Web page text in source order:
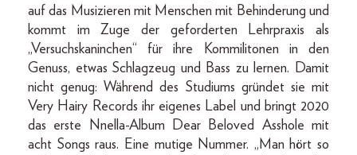
auf das Musizieren mit Menschen mit Behinderung und
kommt im Zuge der geforderten Lehrpraxis als
„Versuchskaninchen“ für ihre Kommilitonen in den
Genuss, etwas Schlagzeug und Bass zu lernen. Damit
nicht genug: Während des Studiums gründet sie mit
Very Hairy Records ihr eigenes Label und bringt 2020
das erste Nnella-Album Dear Beloved Asshole mit
acht Songs raus. Eine mutige Nummer. „Man hört so